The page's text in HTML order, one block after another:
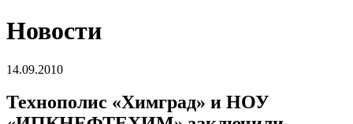
Новости
14.09.2010
Технополис «Химград» и НОУ